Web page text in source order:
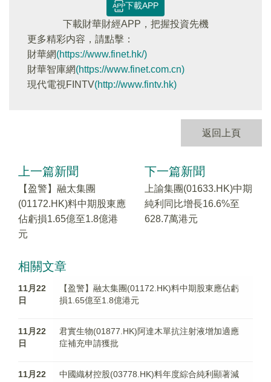
下載APP
下載財華財經APP，把握投資先機
更多精彩内容，請點擊：
財華網(https://www.finet.hk/)
財華智庫網(https://www.finet.com.cn)
現代電視FINTV(http://www.fintv.hk)
返回上頁
上一篇新聞
【盈警】融太集團
(01172.HK)料中期股東應
佔虧損1.65億至1.8億港
元
下一篇新聞
上諭集團(01633.HK)中期
純利同比增長16.6%至
628.7萬港元
相關文章
11月22
日
【盈警】融太集團(01172.HK)料中期股東應佔虧
損1.65億至1.8億港元
11月22
日
君實生物(01877.HK)阿達木單抗注射液增加適應
症補充申請獲批
11月22
中國織材控股(03778.HK)料年度綜合純利顯著減